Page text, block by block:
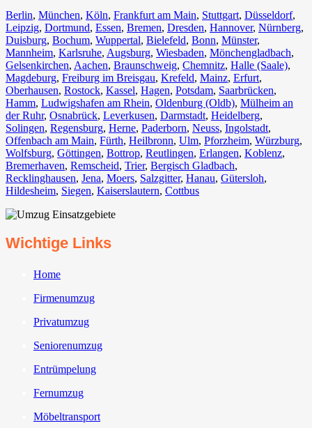
Berlin⁠, München, Köln⁠, Frankfurt am Main, Stuttgart, Düsseldorf,
Leipzig, Dortmund, Essen, Bremen, Dresden, Hannover, Nürnberg,
Duisburg⁠, Bochum, Wuppertal⁠, Bielefeld⁠, Bonn⁠, Münster⁠,
Mannheim, Karlsruhe, Augsburg, Wiesbaden⁠, Mönchengladbach⁠,
Gelsenkirchen⁠, Aachen⁠, Braunschweig, Chemnitz⁠, Halle (Saale)⁠,
Magdeburg, Freiburg im Breisgau⁠, Krefeld⁠, Mainz⁠, Erfurt,
Oberhausen⁠, Rostock⁠, Kassel⁠, Hagen, Potsdam, Saarbrücken⁠,
Hamm, Ludwigshafen am Rhein⁠, Oldenburg (Oldb), Mülheim an
der Ruhr, Osnabrück⁠, Leverkusen, Darmstadt⁠, Heidelberg,
Solingen, Regensburg, Herne⁠, Paderborn, Neuss, Ingolstadt,
Offenbach am Main, Fürth⁠, Heilbronn, Ulm⁠, Pforzheim, Würzburg,
Wolfsburg⁠, Göttingen, Bottrop, Reutlingen, Erlangen⁠, Koblenz,
Bremerhaven⁠, Remscheid, Trier⁠, Bergisch Gladbach,
Recklinghausen, Jena⁠, Moers⁠, Salzgitter⁠, Hanau, Gütersloh,
Hildesheim⁠, Siegen⁠, Kaiserslautern⁠, Cottbus⁠
Wichtige Links
Home
Firmenumzug
Privatumzug
Seniorenumzug
Entrümpelung
Fernumzug
Möbeltransport